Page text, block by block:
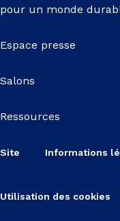
pour un monde
Espace presse
Salons
Ressources
Site Informations
Utilisation des cookies